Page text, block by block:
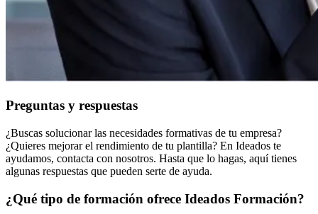
Preguntas y respuestas
¿Buscas solucionar las necesidades formativas de tu empresa?
¿Quieres mejorar el rendimiento de tu plantilla? En Ideados te
ayudamos, contacta con nosotros. Hasta que lo hagas, aquí tienes
algunas respuestas que pueden serte de ayuda.
¿Qué tipo de formación ofrece Ideados Formación?